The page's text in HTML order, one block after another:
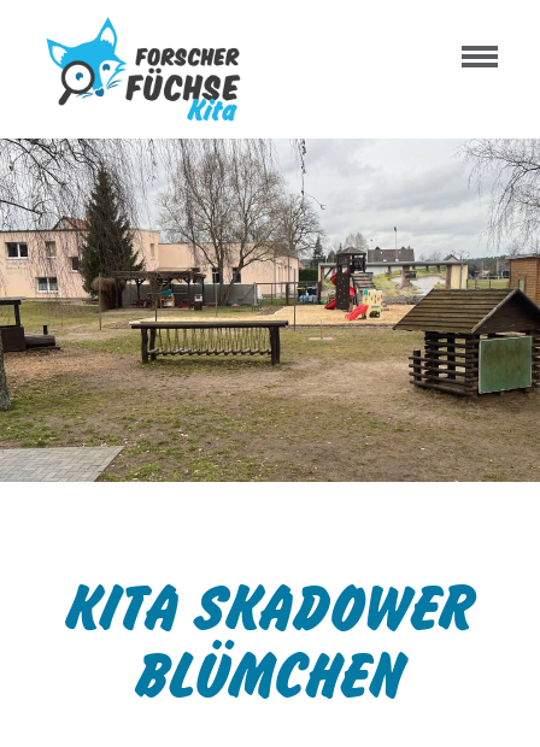
KITA SKADOWER
BLÜMCHEN